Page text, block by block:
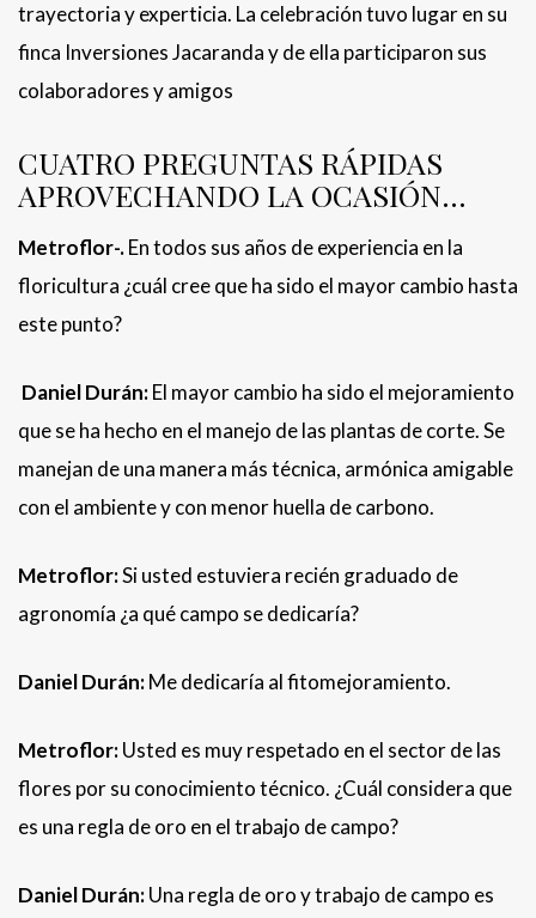
trayectoria y experticia. La celebración tuvo lugar en su
finca Inversiones Jacaranda y de ella participaron sus
colaboradores y amigos
CUATRO PREGUNTAS RÁPIDAS
APROVECHANDO LA OCASIÓN…
Metroflor-.En todos sus años de experiencia en la
floricultura ¿cuál cree que ha sido el mayor cambio hasta
este punto?
Daniel Durán:El mayor cambio ha sido el mejoramiento
que se ha hecho en el manejo de las plantas de corte. Se
manejan de una manera más técnica, armónica amigable
con el ambiente y con menor huella de carbono.
Metroflor:Si usted estuviera recién graduado de
agronomía ¿a qué campo se dedicaría?
Daniel Durán:Me dedicaría al fitomejoramiento.
Metroflor:Usted es muy respetado en el sector de las
flores por su conocimiento técnico. ¿Cuál considera que
es una regla de oro en el trabajo de campo?
Daniel Durán:Una regla de oro y trabajo de campo es